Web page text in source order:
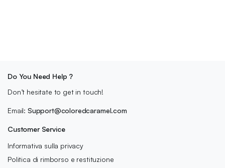
Do You Need Help ?
Don’t hesitate to get in touch!
Email: Support@coloredcaramel.com
Customer Service
Informativa sulla privacy
Politica di rimborso e restituzione